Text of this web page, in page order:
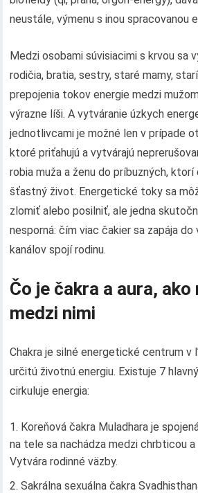
neustále, výmenu s inou spracovanou
Medzi osobami súvisiacimi s krvou sa
rodičia, bratia, sestry, staré mamy,
prepojenia tokov energie medzi
výrazne líši. A vytváranie úzkych
jednotlivcami je možné len v prípade
ktoré priťahujú a vytvárajú
robia muža a ženu do príbuzných,
šťastný život. Energetické toky sa
zlomiť alebo posilniť, ale jedna
nesporná: čím viac čakier sa zapája
kanálov spojí rodinu.
Čo je čakra a aura,
medzi nimi
Chakra je silné energetické centrum v
určitú životnú energiu. Existuje 7
cirkuluje energia:
Koreňová čakra Muladhara je
na tele sa nachádza medzi chrbticou a
Vytvára rodinné väzby.
Sakrálna sexuálna čakra